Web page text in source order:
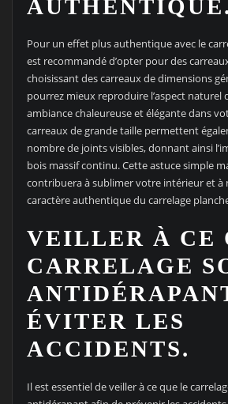
AUTHENTIQUE.
Pour un effet plus authentique avec le
est recommandé d’opter pour des
choisissant des carreaux de dimensions
pourrez mieux reproduire l’aspect naturel
ambiance chaleureuse et élégante dans
carreaux de grande taille permettent
nombre de joints visibles, donnant ainsi
bois massif continu. Cette astuce simple
contribuera à sublimer votre intérieur et à
caractère authentique du carrelage
VEILLER À CE
CARRELAGE
ÉVITER LES
ACCIDENTS.
Il est essentiel de veiller à ce que le